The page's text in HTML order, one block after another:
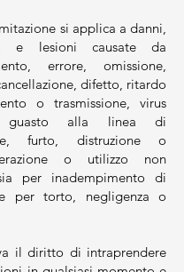
si applica a danni,
e lesioni causate da
errore, omissione,
difetto, ritardo
o trasmissione, virus
guasto alla linea di
furto, distruzione o
o utilizzo non
per inadempimento di
per torto, negligenza o
il diritto di intraprendere